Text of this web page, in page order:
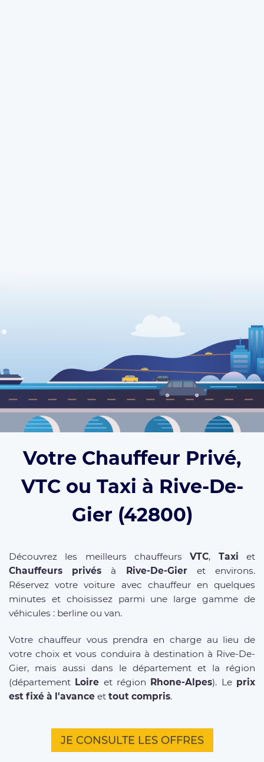
Votre Chauffeur Privé,
VTC ou Taxi à Rive-De-
Gier (42800)
Découvrez les meilleurs chauffeursVTC, Taxi et
Chauffeurs privés à Rive-De-Gieret environs.
Réservez votre voiture avec chauffeur en quelques
minutes et choisissez parmi une large gamme de
véhicules : berline ou van.
Votre chauffeur vous prendra en charge au lieu de
votre choix et vous conduira à destination à Rive-De-
Gier, mais aussi dans le département et la région
(département Loire et région Rhone-Alpes). Le prix
est fixé à l'avance et tout compris.
JE CONSULTE LES OFFRES